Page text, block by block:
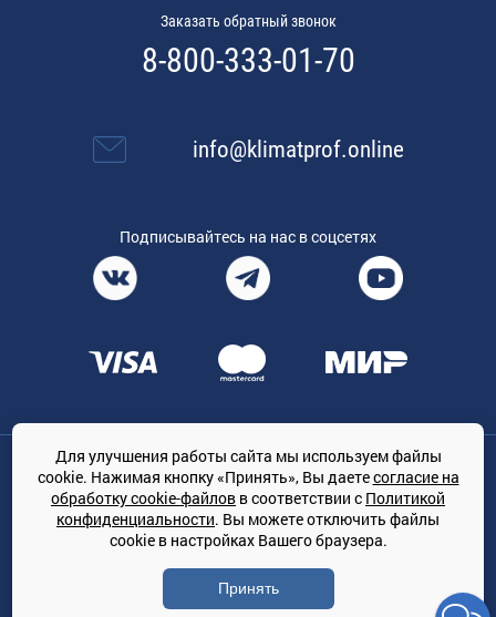
Заказать обратный звонок
8-800-333-01-70
info@klimatprof.online
Подписывайтесь на нас в соцсетях
Общество с ограниченной ответственностью «ТРЕЙДКОН», ОГРН:
1167847364079, 197022, г. Санкт-Петербург, проспект Медиков, 7
КЛИМАТПРОФ.ONLINE - оптовая продажа кондиционеров и
климатической техники на территории РФ
© Сайт принадлежит ООО «ТРЕЙДКОН»
Политика конфиденциальности
Для улучшения работы сайта мы используем файлы
cookie. Нажимая кнопку «Принять», Вы даетесогласие на
обработку cookie-файлов в соответствии с Политикой
конфиденциальности. Вы можете отключить файлы
cookie в настройках Вашего браузера.
Принять